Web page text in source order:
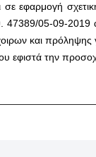
σε εφαρμογή
47389/05-09-
και πρόληψης
εφιστά την